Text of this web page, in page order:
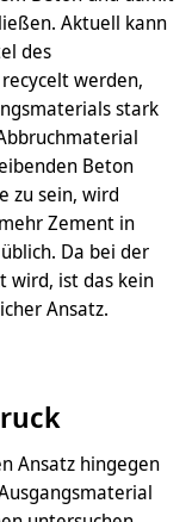
Aktuell kann
des
werden,
stark
Beton
zu sein, wird
Zement in
Da bei der
wird, ist das kein
Ansatz.
Ansatz hingegen